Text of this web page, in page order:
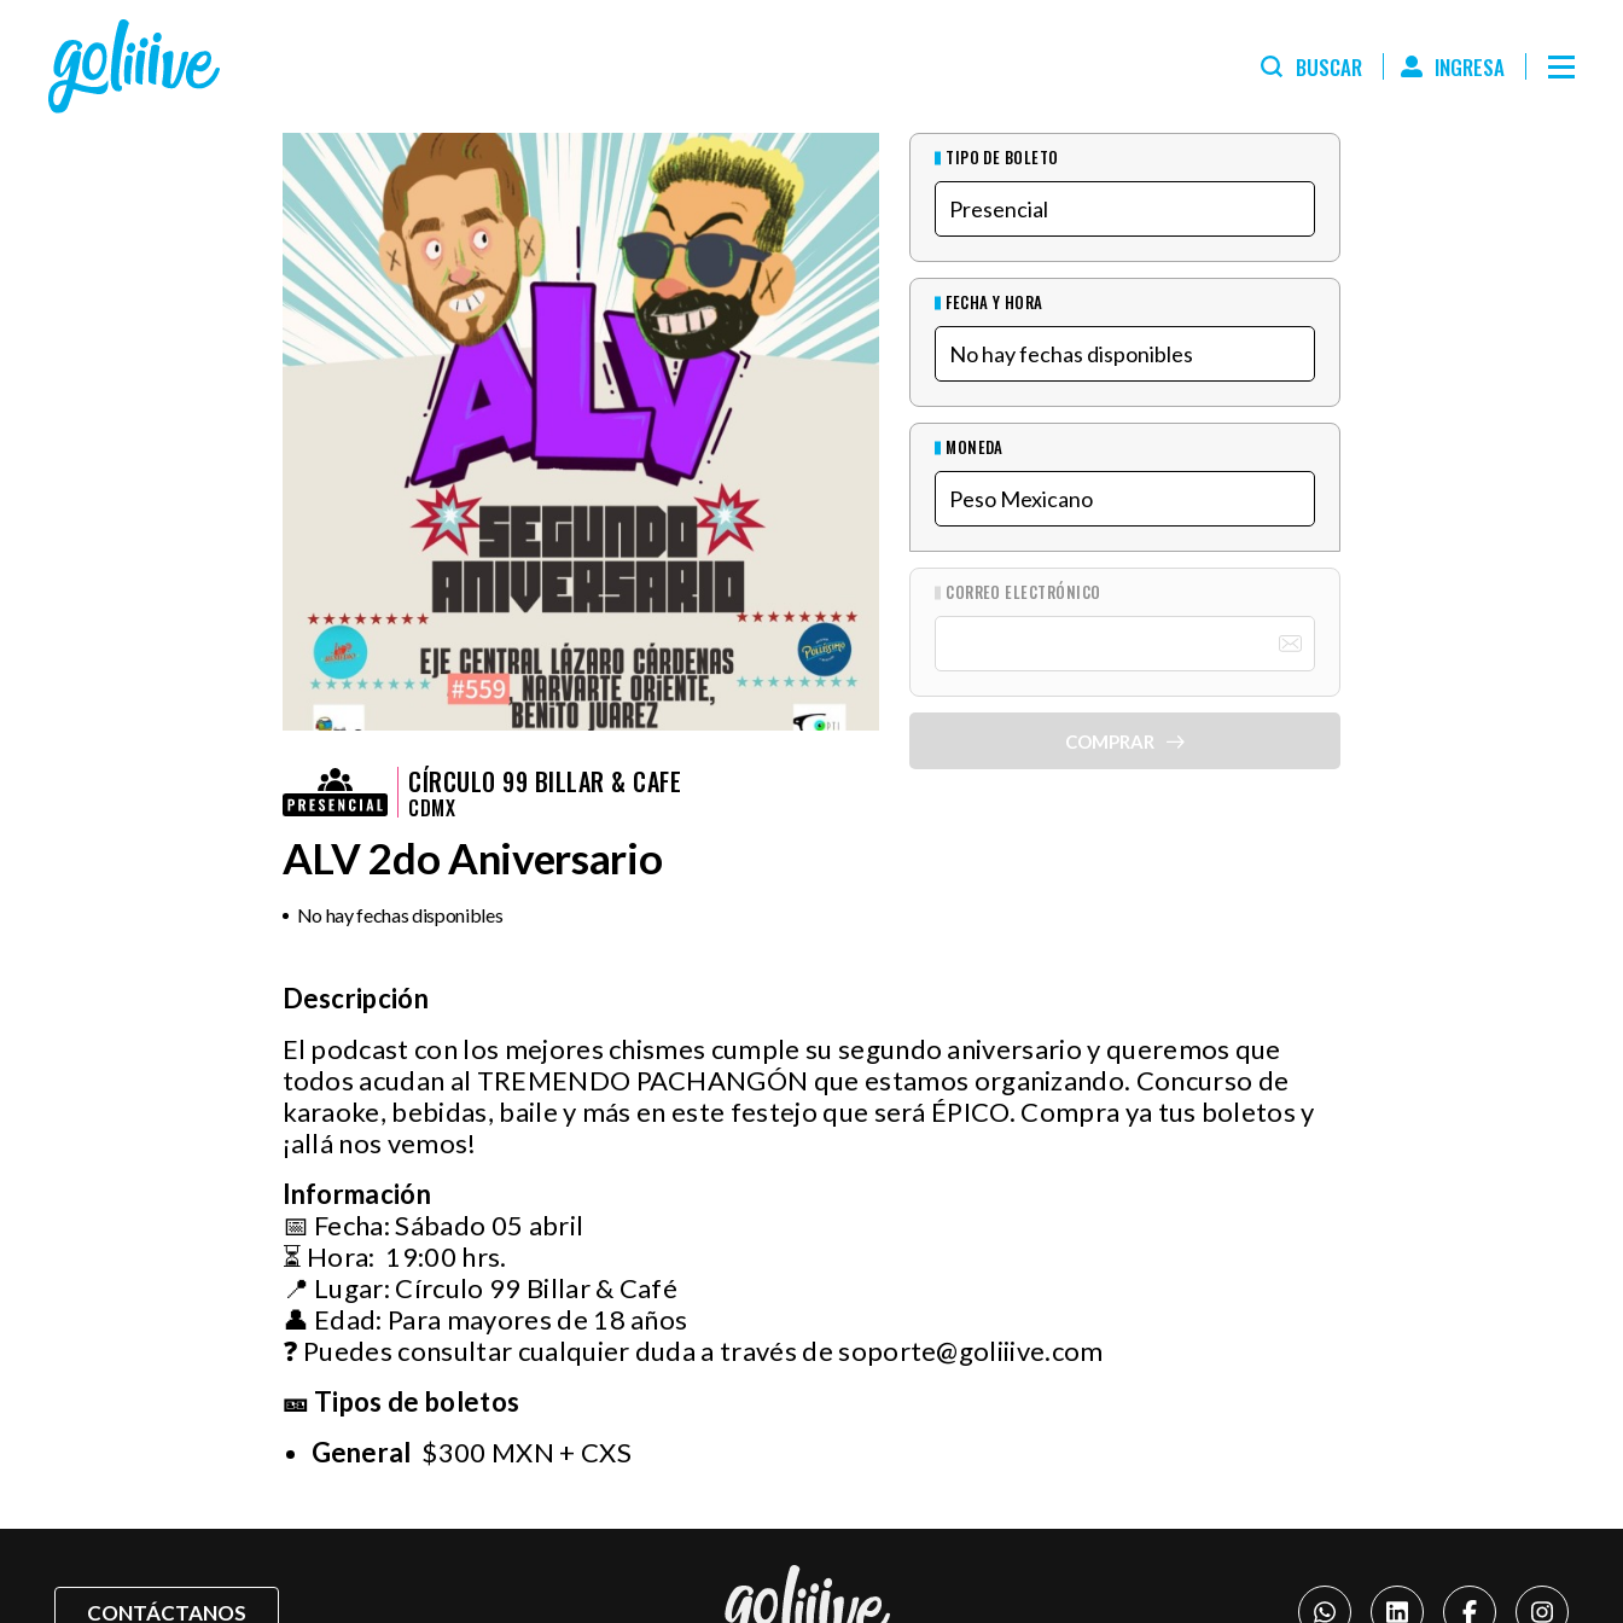
BUSCAR INGRESA
CÍRCULO 99 BILLAR & CAFE
CDMX
ALV 2do Aniversario
No hay fechas disponibles
TIPO DE BOLETO
FECHA Y HORA
MONEDA
CORREO ELECTRÓNICO
COMPRAR
Descripción
El podcast con los mejores chismes cumple su segundo aniversario y queremos que
todos acudan al TREMENDO PACHANGÓN que estamos organizando. Concurso de
karaoke, bebidas, baile y más en este festejo que será ÉPICO. Compra ya tus boletos y
¡allá nos vemos!
Información
📅 Fecha: Sábado 05 abril
⏳ Hora: 19:00 hrs.
📍 Lugar: Círculo 99 Billar & Café
👤 Edad: Para mayores de 18 años
❓ Puedes consultar cualquier duda a través desoporte@goliiive.com
🎫 Tipos de boletos
General $300 MXN + CXS
CONTÁCTANOS